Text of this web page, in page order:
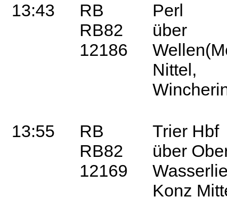
13:43
RB
RB82
12186
Perl
über
Nittel,
13:55
RB
RB82
12169
Trier Hbf
über
Konz